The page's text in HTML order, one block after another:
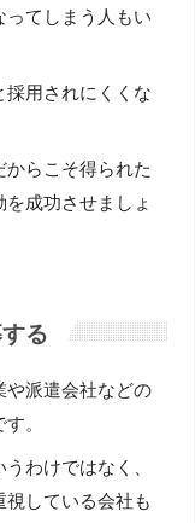
ってしまう人もい
採用されにくくな
らこそ得られた
成功させましょ
る
や派遣会社などの
。
わけではなく、
している会社も